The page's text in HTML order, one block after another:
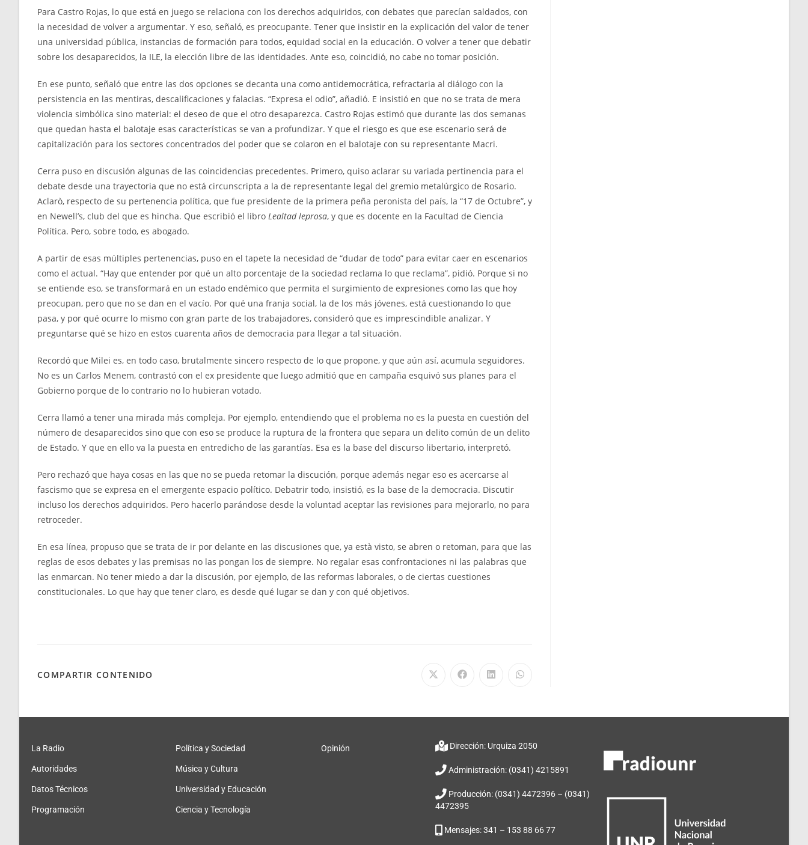
Para Castro Rojas, lo que está en juego se relaciona con los derechos adquiridos, con debates que parecían saldados, con
la necesidad de volver a argumentar. Y eso, señaló, es preocupante. Tener que insistir en la explicación del valor de tener
una universidad pública, instancias de formación para todos, equidad social en la educación. O volver a tener que debatir
sobre los desaparecidos, la ILE, la elección libre de las identidades. Ante eso, coincidió, no cabe no tomar posición.
En ese punto, señaló que entre las dos opciones se decanta una como antidemocrática, refractaria al diálogo con la
persistencia en las mentiras, descalificaciones y falacias. “Expresa el odio”, añadió. E insistió en que no se trata de mera
violencia simbólica sino material: el deseo de que el otro desaparezca. Castro Rojas estimó que durante las dos semanas
que quedan hasta el balotaje esas características se van a profundizar. Y que el riesgo es que ese escenario será de
capitalización para los sectores concentrados del poder que se colaron en el balotaje con su representante Macri.
Cerra puso en discusión algunas de las coincidencias precedentes. Primero, quiso aclarar su variada pertinencia para el
debate desde una trayectoria que no está circunscripta a la de representante legal del gremio metalúrgico de Rosario.
Aclarò, respecto de su pertenencia política, que fue presidente de la primera peña peronista del país, la “17 de Octubre”, y
en Newell’s, club del que es hincha. Que escribió el libro Lealtad leprosa, y que es docente en la Facultad de Ciencia
Política. Pero, sobre todo, es abogado.
A partir de esas múltiples pertenencias, puso en el tapete la necesidad de “dudar de todo” para evitar caer en escenarios
como el actual. “Hay que entender por qué un alto porcentaje de la sociedad reclama lo que reclama”, pidió. Porque si no
se entiende eso, se transformará en un estado endémico que permita el surgimiento de expresiones como las que hoy
preocupan, pero que no se dan en el vacío. Por qué una franja social, la de los más jóvenes, está cuestionando lo que
pasa, y por qué ocurre lo mismo con gran parte de los trabajadores, consideró que es imprescindible analizar. Y
preguntarse qué se hizo en estos cuarenta años de democracia para llegar a tal situación.
Recordó que Milei es, en todo caso, brutalmente sincero respecto de lo que propone, y que aún así, acumula seguidores.
No es un Carlos Menem, contrastó con el ex presidente que luego admitió que en campaña esquivó sus planes para el
Gobierno porque de lo contrario no lo hubieran votado.
Cerra llamó a tener una mirada más compleja. Por ejemplo, entendiendo que el problema no es la puesta en cuestión del
número de desaparecidos sino que con eso se produce la ruptura de la frontera que separa un delito común de un delito
de Estado. Y que en ello va la puesta en entredicho de las garantías. Esa es la base del discurso libertario, interpretó.
Pero rechazó que haya cosas en las que no se pueda retomar la discución, porque además negar eso es acercarse al
fascismo que se expresa en el emergente espacio político. Debatrir todo, insistió, es la base de la democracia. Discutir
incluso los derechos adquiridos. Pero hacerlo parándose desde la voluntad aceptar las revisiones para mejorarlo, no para
retroceder.
En esa línea, propuso que se trata de ir por delante en las discusiones que, ya està visto, se abren o retoman, para que las
reglas de esos debates y las premisas no las pongan los de siempre. No regalar esas confrontaciones ni las palabras que
las enmarcan. No tener miedo a dar la discusión, por ejemplo, de las reformas laborales, o de ciertas cuestiones
constitucionales. Lo que hay que tener claro, es desde qué lugar se dan y con qué objetivos.
COMPARTIR CONTENIDO
La Radio
Autoridades
Datos Técnicos
Programación
Política y Sociedad
Música y Cultura
Universidad y Educación
Ciencia y Tecnología
Opinión Dirección: Urquiza 2050
Administración: (0341) 4215891
Producción: (0341) 4472396 – (0341)
4472395
Mensajes: 341 – 153 88 66 77